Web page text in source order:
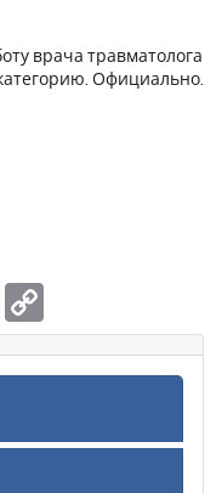
врача травматолога
Официально.
Email